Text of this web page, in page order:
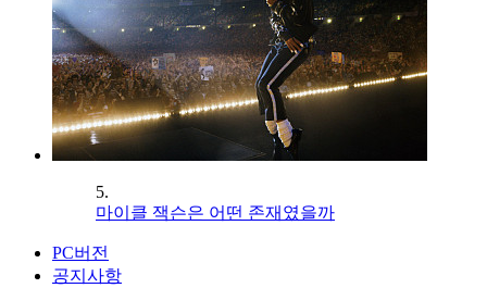
5.
마이클 잭슨은 어떤 존재였을까
PC버전
공지사항